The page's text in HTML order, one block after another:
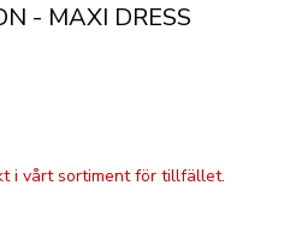
- MAXI DRESS
i vårt sortiment för tillfället.